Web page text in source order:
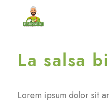
Benvenuto
La salsa
Lorem ipsum dolor sit